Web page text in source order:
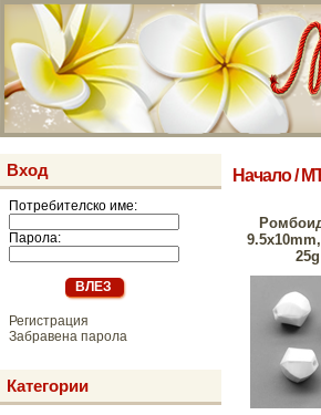
Вход
Потребителско име:
Парола:
Регистрация
Забравена парола
Категории
Начало/